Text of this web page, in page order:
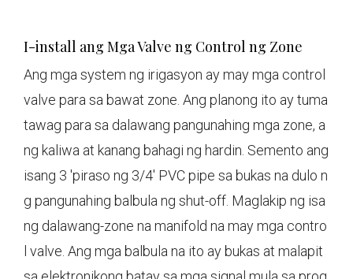
I-install ang Mga Valve ng Control ng Zone
Ang mga system ng irigasyon ay may mga control
valve para sa bawat zone. Ang planong ito ay tuma
tawag para sa dalawang pangunahing mga zone, a
ng kaliwa at kanang bahagi ng hardin. Semento ang
isang 3 'piraso ng 3/4' PVC pipe sa bukas na dulo n
g pangunahing balbula ng shut-off. Maglakip ng isa
ng dalawang-zone na manifold na may mga contro
l valve. Ang mga balbula na ito ay bukas at malapit